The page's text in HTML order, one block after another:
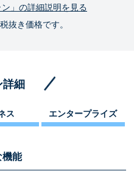
」の詳細説明を見る
抜き価格です。
詳細
ス エンタープライズ
能